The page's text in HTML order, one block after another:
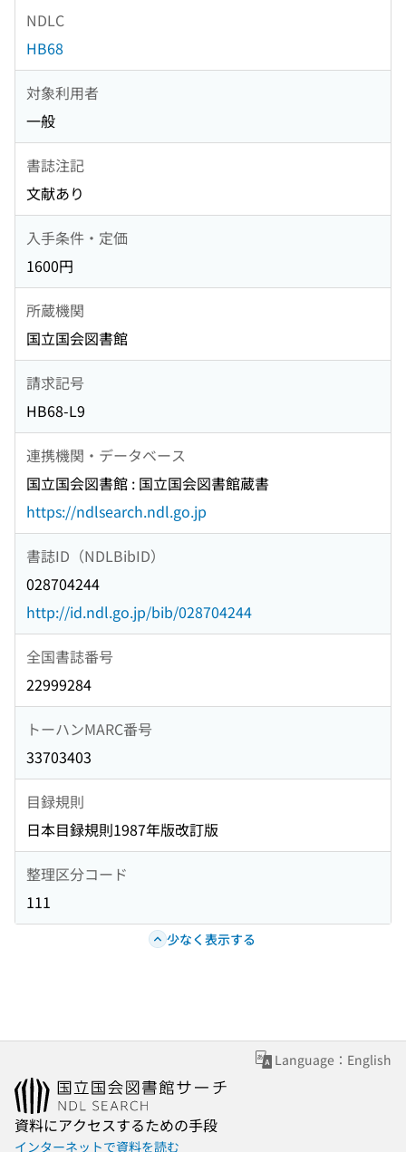
NDLC
HB68
対象利用者
一般
書誌注記
文献あり
入手条件・定価
1600円
所蔵機関
国立国会図書館
請求記号
HB68-L9
連携機関・データベース
国立国会図書館 : 国立国会図書館蔵書
https://ndlsearch.ndl.go.jp
書誌ID（NDLBibID）
028704244
http://id.ndl.go.jp/bib/028704244
全国書誌番号
22999284
トーハンMARC番号
33703403
目録規則
日本目録規則1987年版改訂版
整理区分コード
111
少なく表示する
Language：English
資料にアクセスするための手段
インターネットで資料を読む